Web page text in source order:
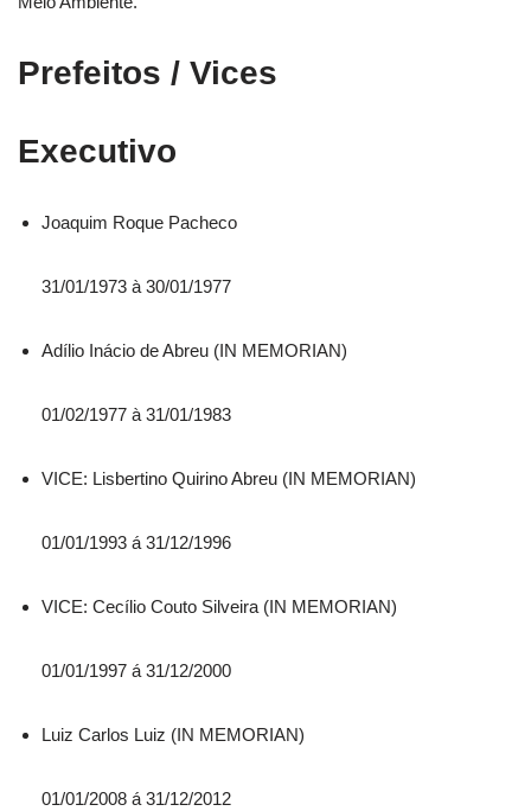
Prefeitos / Vices
Executivo
Joaquim Roque Pacheco
31/01/1973 à 30/01/1977
Adílio Inácio de Abreu (IN MEMORIAN)
01/02/1977 à 31/01/1983
VICE: Lisbertino Quirino Abreu (IN MEMORIAN)
01/01/1993 á 31/12/1996
VICE: Cecílio Couto Silveira (IN MEMORIAN)
01/01/1997 á 31/12/2000
Luiz Carlos Luiz (IN MEMORIAN)
01/01/2008 á 31/12/2012